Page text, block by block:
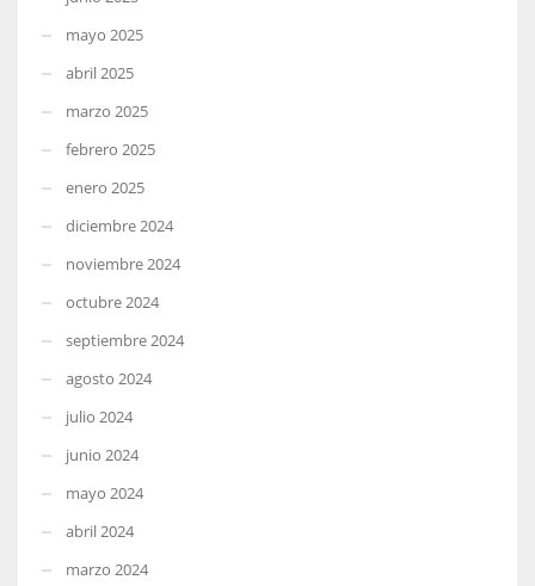
mayo 2025
abril 2025
marzo 2025
febrero 2025
enero 2025
diciembre 2024
noviembre 2024
octubre 2024
septiembre 2024
agosto 2024
julio 2024
junio 2024
mayo 2024
abril 2024
marzo 2024